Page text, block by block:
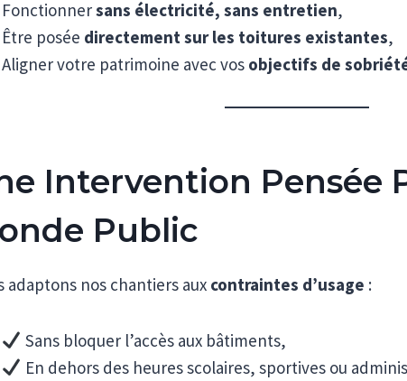
Fonctionnersans électricité, sans entretien,
Être posée directement sur les toitures existantes,
Aligner votre patrimoine avec vos objectifs de
Intervention Pensée
Public
adaptons nos chantiers aux contraintes d’usage :
Sans bloquer l’accès aux bâtiments,
En dehors des heures scolaires, sportives ou